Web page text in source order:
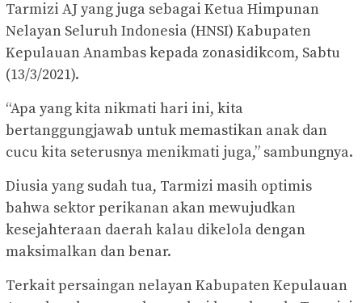
Tarmizi AJ yang juga sebagai Ketua Himpunan
Nelayan Seluruh Indonesia (HNSI) Kabupaten
Kepulauan Anambas kepada zonasidikcom, Sabtu
(13/3/2021).
“Apa yang kita nikmati hari ini, kita
bertanggungjawab untuk memastikan anak dan
cucu kita seterusnya menikmati juga,” sambungnya.
Diusia yang sudah tua, Tarmizi masih optimis
bahwa sektor perikanan akan mewujudkan
kesejahteraan daerah kalau dikelola dengan
maksimalkan dan benar.
Terkait persaingan nelayan Kabupaten Kepulauan